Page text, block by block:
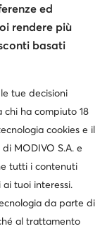
(IT)
dei dati
ed
rendere più
basati
tue decisioni
ha compiuto 18
cookies e il
MODIVO S.A. e
tutti i contenuti
tuoi interessi.
da parte di
al trattamento